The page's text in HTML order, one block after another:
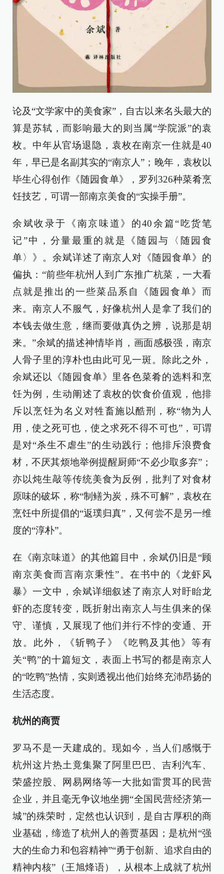
论及“文学家中的美食家”，自古以来名头最大的
算是苏轼，而影响最大的则当属“学院派”的袁
枚。中年从官场退隐，袁枚在南京一住就是40
年，早已是名副其实的“南京人”；晚年，袁枚以
毕生心得创作《随园食单》，罗列326种菜肴烹
饪技艺，可谓一部南京美食的“实操手册”。
余斌收录于《南京味道》的40余篇“吃货笔
记”中，分量最重的就是《随园与〈随园食
单〉》。余斌详述了南京人对《随园食单》的
偏执：“前些年杭州人到广东推广杭菜，一大看
点就是推出的一些菜品系自《随园食单》而
来。南京人不服气，好像杭州人是拿了我们的
本钱去做生意，继而要做真伪之辨，说那是胡
来。”余斌的描述神情毕肖，画面感极强，南京
人骨子里的淳朴也由此可见一斑。除此之外，
余斌还以《随园食单》里各色菜肴的选料和烹
饪为例，生动阐述了袁枚的饮食价值观，他排
斥以烹饪为名义对牲畜施以酷刑，称“物为人
用，使之死可也，使之求死不得不可也”，可谓
是对“杀生不虐生”的生动践行；他排斥浪费食
材，不厌其烦地举例提醒厨师“不必少取多弃”；
亦以炖生敲等传统美食为反例，批判了对食材
原味的破坏，称“制鳝为炭，殊不可解”，袁枚在
烹饪中所提倡的“返璞归真”，又何尝不是另一维
度的“淳朴”。
在《南京味道》的其他篇目中，余斌仍旧是“顾
南京美食而言南京秉性”。在书中的《龙虾风
暴》一文中，余斌详细叙述了南京人对盱眙龙
虾的态度转变，既折射出南京人与生俱来的保
守、谨慎，又展现了他们并行不悖的变通、开
放。此外，《斩鸭子》《吃鸭及其他》等有
关“鸭”的十篇短文，表面上书写的都是南京人
的“吃鸭”热情，实则透视出他们始终充沛昂扬的
生活态度。
杭州的商贾
罗马不是一天建成的。现如今，当人们感慨于
杭州这片热土竟集聚了阿里巴巴、吉利汽车、
荣盛控股、网易网络等一大批如雷贯耳的民营
企业，并且毫无争议地坐拥“全国民营经济第一
城”的殊荣时，定然也认识到，是自古厚积的商
业基础，缔造了杭州人的善贾基因；是杭州“强
大的生命力和包容精神”“勇于创新、追求自由的
精神内核”（王旭烽语），从根本上成就了杭州